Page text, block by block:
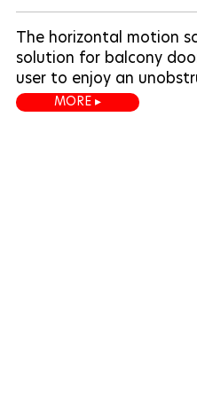
The horizontal motion
solution for balcony
user to enjoy an
MORE ▸